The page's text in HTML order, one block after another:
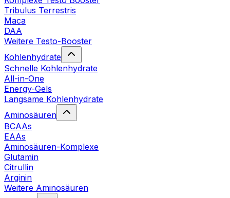
Tribulus Terrestris
Maca
DAA
Weitere Testo-Booster
Kohlenhydrate
Schnelle Kohlenhydrate
All-in-One
Energy-Gels
Langsame Kohlenhydrate
Aminosäuren
BCAAs
EAAs
Aminosäuren-Komplexe
Glutamin
Citrullin
Arginin
Weitere Aminosäuren